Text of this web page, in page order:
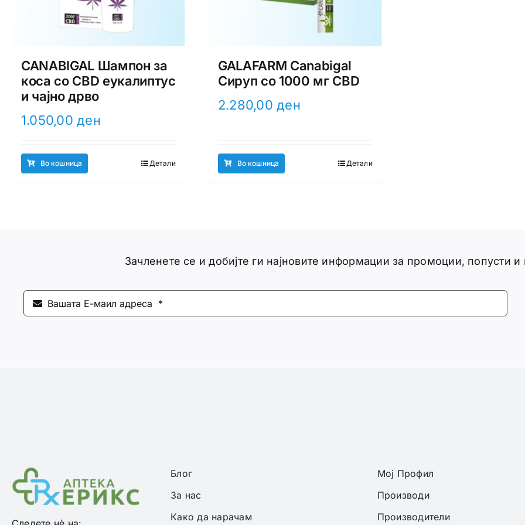
CANABIGAL Шампон за
коса со CBD еукалиптус
и чајно дрво
1.050,00ден
Во кошница Детали
GALAFARM Canabigal
Сируп со 1000 мг CBD
2.280,00ден
Во кошница Детали
Зачленете се и добијте ги најновите информации за промоции, попусти
Блог
За нас
Како да нарачам
Мој Профил
Производи
Производители